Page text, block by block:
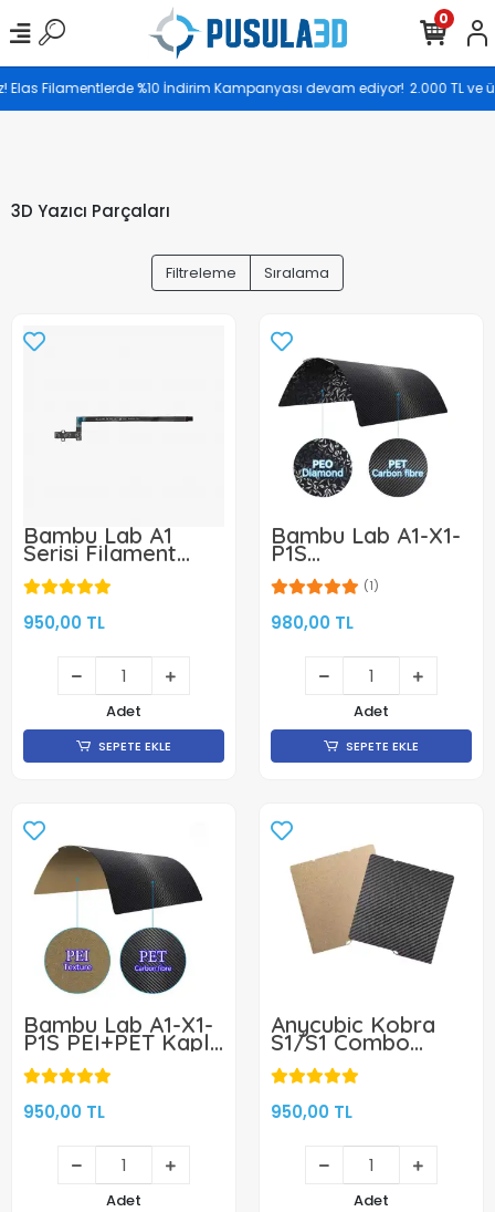
Saat 17.00’ye kadar vereceğiniz siparişler aynı gün
kargoya teslim edilir.
Filamentlerde %10 İndirim Kampanyası devam ediyor! 2.000 TL ve
0
3D Yazıcı Parçaları
Filtreleme Sıralama
Bambu Lab A1
Serisi Filament
Sensörü- FAE010
950,00 TL
Adet
SEPETE EKLE
Bambu Lab A1-X1-
P1S
PEO(Diamond)+PET
Kaplı Yay Çeliği
256x256mm - Çift
(1)
980,00 TL
Adet
SEPETE EKLE
Bambu Lab A1-X1-
P1S PEI+PET Kaplı
Yay Çeliği
Manyetik Tabla -
Yüzlü -Klon
950,00 TL
Adet
Anycubic Kobra
S1/S1 Combo
PET+PEI Kaplı
Manyetik Tabla -
Yüzlü
950,00 TL
Adet